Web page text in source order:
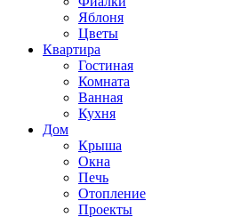
Яблоня
Цветы
Квартира
Гостиная
Комната
Ванная
Кухня
Дом
Крыша
Окна
Печь
Отопление
Проекты